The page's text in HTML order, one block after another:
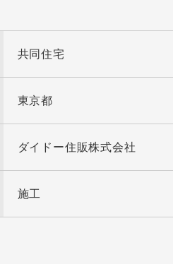
共同住宅
東京都
ダイドー住販株式会社
施工